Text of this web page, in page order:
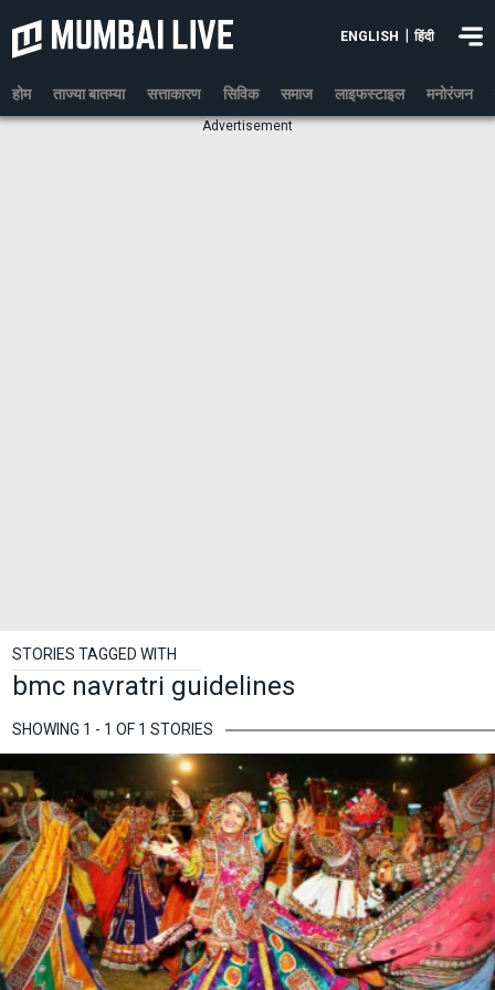
ENGLISH हिंदी
होम ताज्या बातम्या सत्ताकारण सिविक समाज लाइफस्टाइल मनोरंजन
Advertisement
STORIES TAGGED WITH
bmc navratri guidelines
SHOWING 1 - 1 OF 1 STORIES